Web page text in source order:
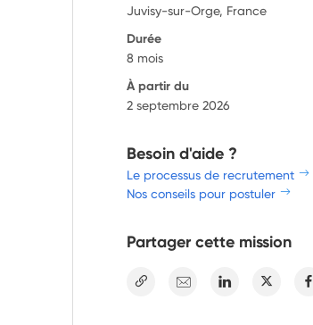
Juvisy-sur-Orge, France
Durée
8 mois
À partir du
2 septembre 2026
Besoin d'aide ?
Le processus de recrutement
Nos conseils pour postuler
Partager cette mission
E-mail Linkedin Twitter